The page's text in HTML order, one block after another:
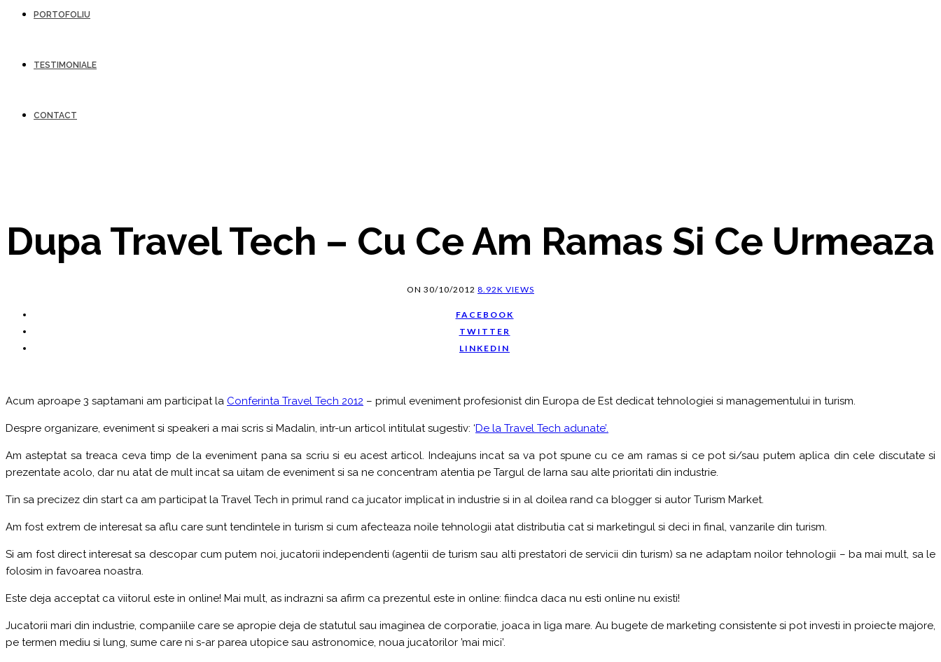
PORTOFOLIU
TESTIMONIALE
CONTACT
Dupa Travel Tech – Cu Ce Am Ramas Si Ce Urmeaza
ON 30/10/2012 8.92K VIEWS
FACEBOOK
TWITTER
LINKEDIN
Acum aproape 3 saptamani am participat la Conferinta Travel Tech 2012 – primul eveniment profesionist din Europa de Est dedicat tehnologiei si managementului in turism.
Despre organizare, eveniment si speakeri a mai scris si Madalin, intr-un articol intitulat sugestiv: ‘De la Travel Tech adunate’.
Am asteptat sa treaca ceva timp de la eveniment pana sa scriu si eu acest articol. Indeajuns incat sa va pot spune cu ce am ramas si ce pot si/sau putem aplica din cele discutate si
prezentate acolo, dar nu atat de mult incat sa uitam de eveniment si sa ne concentram atentia pe Targul de Iarna sau alte prioritati din industrie.
Tin sa precizez din start ca am participat la Travel Tech in primul rand ca jucator implicat in industrie si in al doilea rand ca blogger si autor Turism Market.
Am fost extrem de interesat sa aflu care sunt tendintele in turism si cum afecteaza noile tehnologii atat distributia cat si marketingul si deci in final, vanzarile din turism.
Si am fost direct interesat sa descopar cum putem noi, jucatorii independenti (agentii de turism sau alti prestatori de servicii din turism) sa ne adaptam noilor tehnologii – ba mai mult, sa le
folosim in favoarea noastra.
Este deja acceptat ca viitorul este in online! Mai mult, as indrazni sa afirm ca prezentul este in online: fiindca daca nu esti online nu existi!
Jucatorii mari din industrie, companiile care se apropie deja de statutul sau imaginea de corporatie, joaca in liga mare. Au bugete de marketing consistente si pot investi in proiecte majore,
pe termen mediu si lung, sume care ni s-ar parea utopice sau astronomice, noua jucatorilor ’mai mici’.